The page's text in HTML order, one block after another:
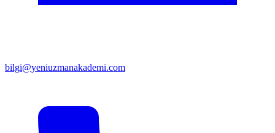
bilgi@yeniuzmanakademi.com